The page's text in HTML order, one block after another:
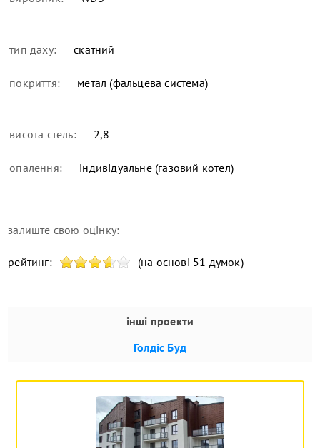
тип даху: скатний
покриття: метал (фальцева система)
висота стель: 2,8
опалення: індивідуальне (газовий котел)
залиште свою оцінку:
рейтинг: (на основі 51 думок)
інші проекти
Голдіс Буд